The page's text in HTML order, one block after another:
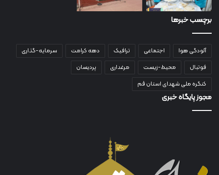
برچسب خبرها
آلودگی هوا اجتماعی ترافیک دهه کرامت
سرمایه-گذاری
فوتبال
محیط-زیست مرغداری
پردیسان
کنگره ملی شهدای استان قم
مجوز پایگاه خبری